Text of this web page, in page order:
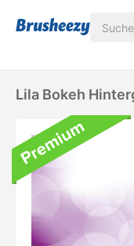
Lila Bokeh